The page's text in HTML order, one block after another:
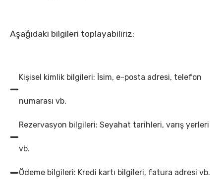
Aşağıdaki bilgileri toplayabiliriz:
Kişisel kimlik bilgileri: İsim, e-posta adresi, telefon
numarası vb.
Rezervasyon bilgileri: Seyahat tarihleri, varış yerleri
vb.
Ödeme bilgileri: Kredi kartı bilgileri, fatura adresi vb.